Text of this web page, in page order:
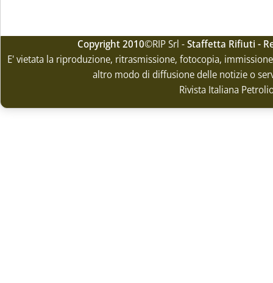
Copyright 2010©RIP Srl -Staffetta Rifiuti -
E' vietata la riproduzione, ritrasmissione, fotocopia,
altro modo di diffusione delle notizie o
Rivista Italiana